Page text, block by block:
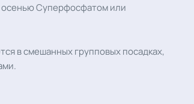
Суперфосфатом или
в смешанных групповых посадках,